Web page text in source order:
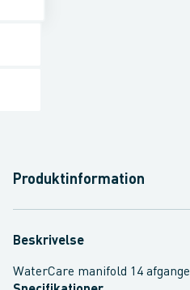
Produktinformation
Beskrivelse
WaterCare manifold 14 afgange